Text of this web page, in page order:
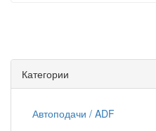
Категории
Автоподачи / ADF